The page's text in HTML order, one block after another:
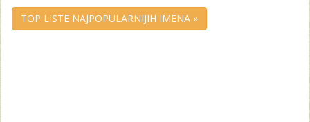
TOP LISTE NAJPOPULARNIJIH IMENA »